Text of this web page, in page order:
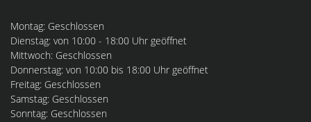
Montag: Geschlossen
Dienstag: von 10:00 - 18:00 Uhr geöffnet
Mittwoch: Geschlossen
Donnerstag: von 10:00 bis 18:00 Uhr geöffnet
Freitag: Geschlossen
Samstag: Geschlossen
Sonntag: Geschlossen